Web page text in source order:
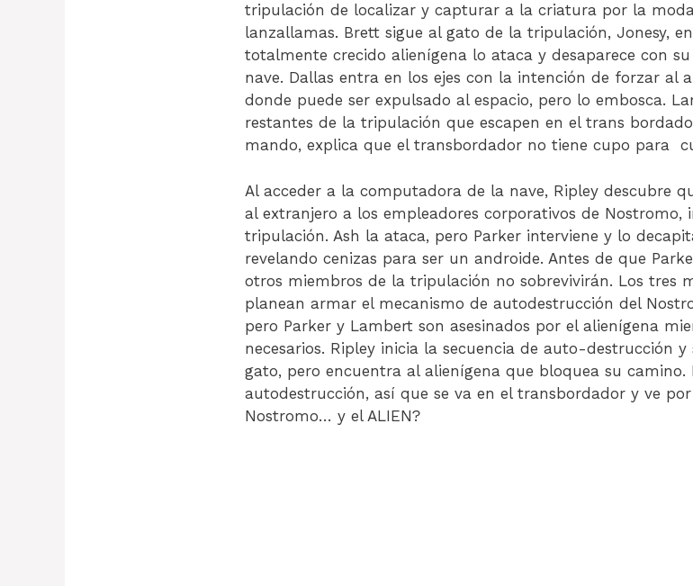
tripulación de localizar y capturar a la criatura por la
lanzallamas. Brett sigue al gato de la tripulación, Jonesy,
totalmente crecido alienígena lo ataca y desaparece con
nave. Dallas entra en los ejes con la intención de forzar al
donde puede ser expulsado al espacio, pero lo embosca.
restantes de la tripulación que escapen en el trans
mando, explica que el transbordador no tiene cupo para
Al acceder a la computadora de la nave, Ripley descubre
al extranjero a los empleadores corporativos de Nostromo,
tripulación. Ash la ataca, pero Parker interviene y lo
revelando cenizas para ser un androide. Antes de que
otros miembros de la tripulación no sobrevivirán. Los tres
planean armar el mecanismo de autodestrucción del
pero Parker y Lambert son asesinados por el alienígena
necesarios. Ripley inicia la secuencia de auto-destrucción
gato, pero encuentra al alienígena que bloquea su
autodestrucción, así que se va en el transbordador y ve
Nostromo… y el ALIEN?